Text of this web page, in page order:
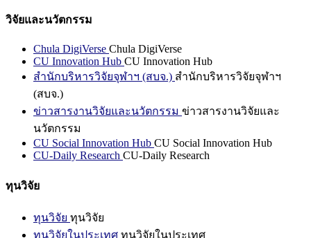
วิจัยและนวัตกรรม
Chula DigiVerse Chula DigiVerse
CU Innovation Hub CU Innovation Hub
สำนักบริหารวิจัยจุฬาฯ (สบจ.) สำนักบริหารวิจัยจุฬาฯ
(สบจ.)
ข่าวสารงานวิจัยและนวัตกรรม ข่าวสารงานวิจัยและ
นวัตกรรม
CU Social Innovation Hub CU Social Innovation Hub
CU-Daily Research CU-Daily Research
ทุนวิจัย
ทุนวิจัย ทุนวิจัย
ทุนวิจัยในประเทศ ทุนวิจัยในประเทศ